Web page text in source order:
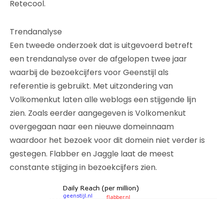
Retecool.
Trendanalyse
Een tweede onderzoek dat is uitgevoerd betreft
een trendanalyse over de afgelopen twee jaar
waarbij de bezoekcijfers voor Geenstijl als
referentie is gebruikt. Met uitzondering van
Volkomenkut laten alle weblogs een stijgende lijn
zien. Zoals eerder aangegeven is Volkomenkut
overgegaan naar een nieuwe domeinnaam
waardoor het bezoek voor dit domein niet verder is
gestegen. Flabber en Jaggle laat de meest
constante stijging in bezoekcijfers zien.